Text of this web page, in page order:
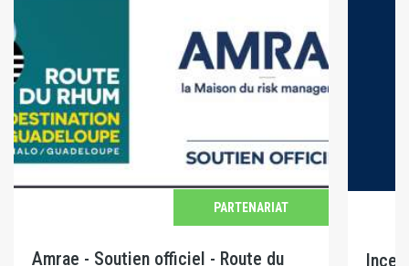
PARTENARIAT
Amrae - Soutien officiel - Route du